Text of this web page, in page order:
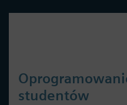
studentów